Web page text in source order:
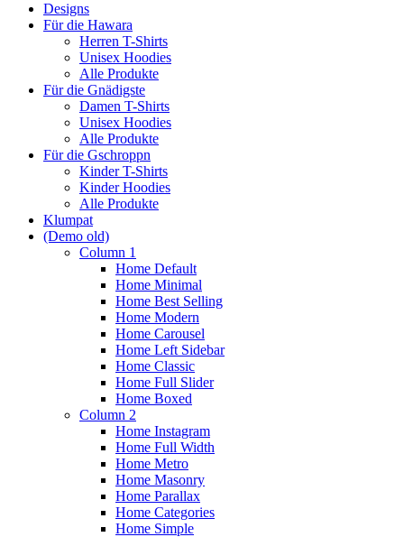
Designs
Für die Hawara
Herren T-Shirts
Unisex Hoodies
Alle Produkte
Für die Gnädigste
Damen T-Shirts
Unisex Hoodies
Alle Produkte
Für die Gschroppn
Kinder T-Shirts
Kinder Hoodies
Alle Produkte
Klumpat
(Demo old)
Column 1
Home Default
Home Minimal
Home Best Selling
Home Modern
Home Carousel
Home Left Sidebar
Home Classic
Home Full Slider
Home Boxed
Column 2
Home Instagram
Home Full Width
Home Metro
Home Masonry
Home Parallax
Home Categories
Home Simple